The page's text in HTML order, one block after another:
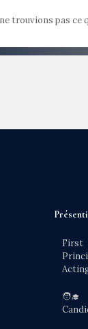
trouvions pas ce
First
🧑‍🎓